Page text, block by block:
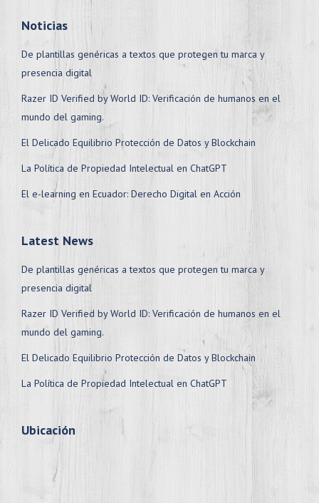
Noticias
De plantillas genéricas a textos que protegen tu marca y
presencia digital
Razer ID Verified by World ID: Verificación de humanos en el
mundo del gaming.
El Delicado Equilibrio Protección de Datos y Blockchain
La Política de Propiedad Intelectual en ChatGPT
El e-learning en Ecuador: Derecho Digital en Acción
Latest News
De plantillas genéricas a textos que protegen tu marca y
presencia digital
Razer ID Verified by World ID: Verificación de humanos en el
mundo del gaming.
El Delicado Equilibrio Protección de Datos y Blockchain
La Política de Propiedad Intelectual en ChatGPT
Ubicación